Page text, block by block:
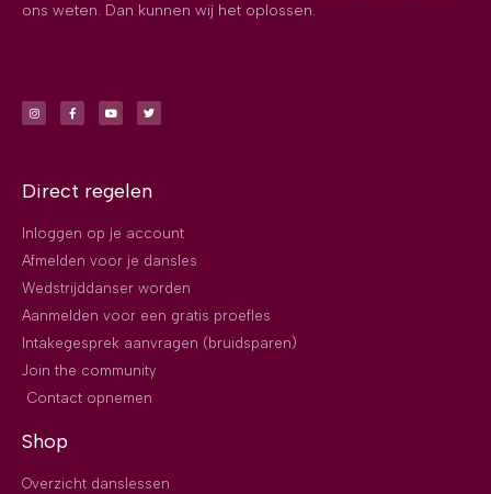
ons weten. Dan kunnen wij het oplossen.
Direct regelen
Inloggen op je account
Afmelden voor je dansles
Wedstrijddanser worden
Aanmelden voor een gratis proefles
Intakegesprek aanvragen (bruidsparen)
Join the community
Contact opnemen
Shop
Overzicht danslessen